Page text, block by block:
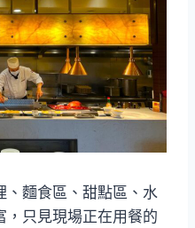
、麵食區、甜點區、水
，只見現場正在用餐的